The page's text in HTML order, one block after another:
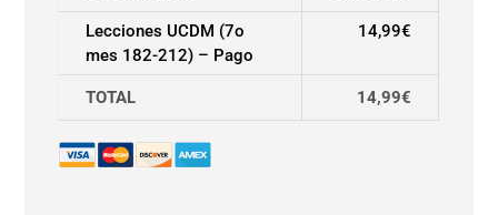
Lecciones UCDM (7o
mes 182-212) – Pago
14,99€
TOTAL 14,99€